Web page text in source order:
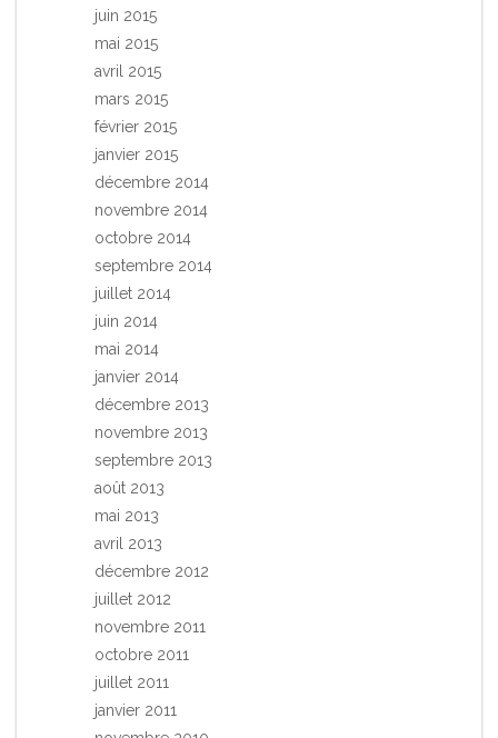
juin 2015
mai 2015
avril 2015
mars 2015
février 2015
janvier 2015
décembre 2014
novembre 2014
octobre 2014
septembre 2014
juillet 2014
juin 2014
mai 2014
janvier 2014
décembre 2013
novembre 2013
septembre 2013
août 2013
mai 2013
avril 2013
décembre 2012
juillet 2012
novembre 2011
octobre 2011
juillet 2011
janvier 2011